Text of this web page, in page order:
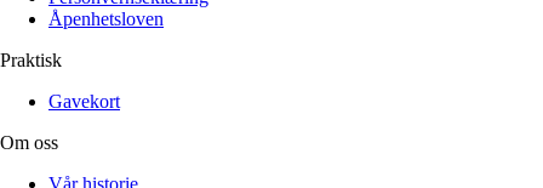
Åpenhetsloven
Praktisk
Gavekort
Om oss
Vår historie